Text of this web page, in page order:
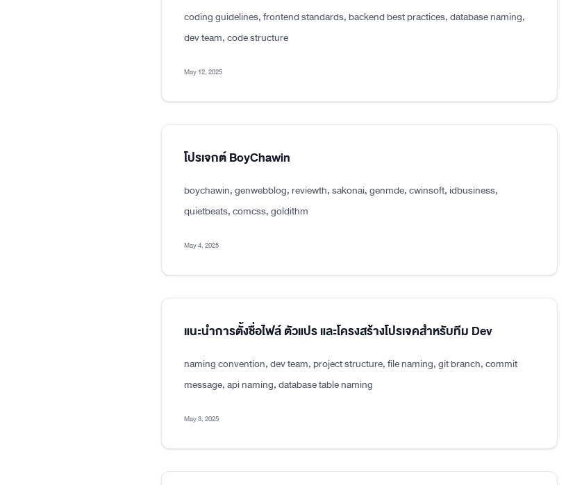
coding guidelines, frontend standards, backend best practices, database naming,
dev team, code structure
May 12, 2025
โปรเจกต์ BoyChawin
boychawin, genwebblog, reviewth, sakonai, genmde, cwinsoft, idbusiness,
quietbeats, comcss, goldithm
May 4, 2025
แนะนำการตั้งชื่อไฟล์ ตัวแปร และโครงสร้างโปรเจคสำหรับทีม Dev
naming convention, dev team, project structure, file naming, git branch, commit
message, api naming, database table naming
May 3, 2025